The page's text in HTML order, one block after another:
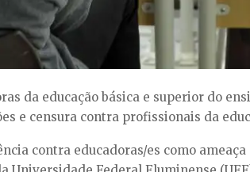
da educação básica e superior do
e censura contra profissionais da
contra educadoras/es como